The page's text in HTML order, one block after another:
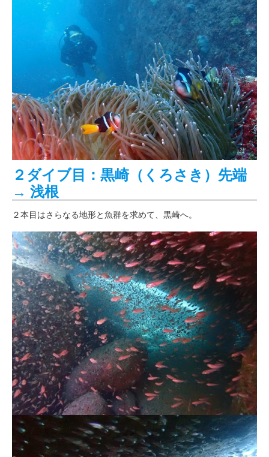
２ダイブ目：黒崎（くろさき）先端
→ 浅根
２本目はさらなる地形と魚群を求めて、黒崎へ。